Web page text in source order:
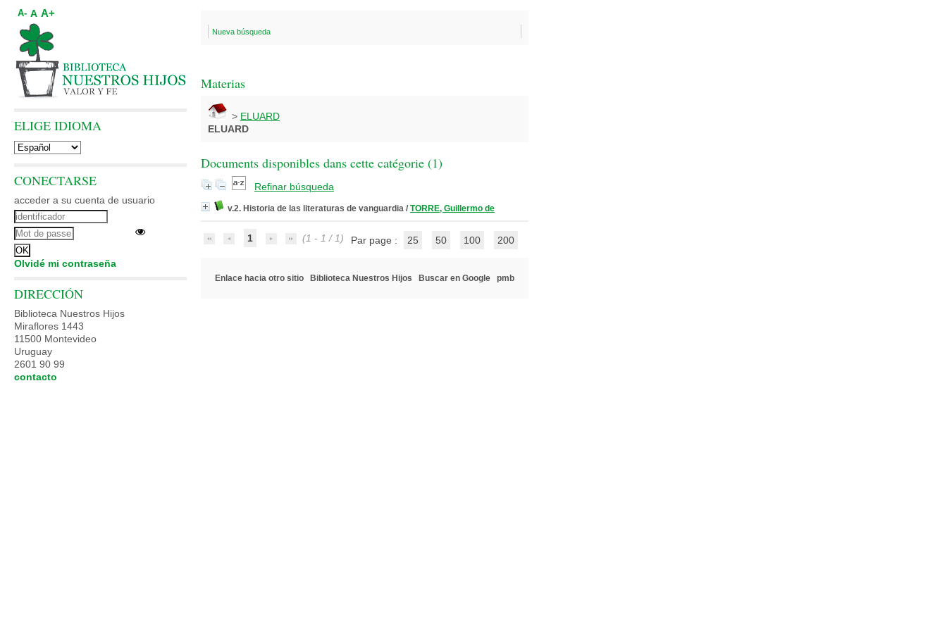
Nueva búsqueda
Materias
> ELUARD
ELUARD
Documents disponibles dans cette catégorie (1)
Refinar búsqueda
v.2. Historia de las literaturas de vanguardia / TORRE, Guillermo de
1 (1 - 1 / 1) Par page : 25 50 100 200
Enlace hacia otro sitio Biblioteca Nuestros Hijos Buscar en Google pmb
A- A A+
ELIGE IDIOMA
CONECTARSE
acceder a su cuenta de usuario
Olvidé mi contraseña
DIRECCIÓN
Biblioteca Nuestros Hijos
Miraflores 1443
11500 Montevideo
Uruguay
2601 90 99
contacto